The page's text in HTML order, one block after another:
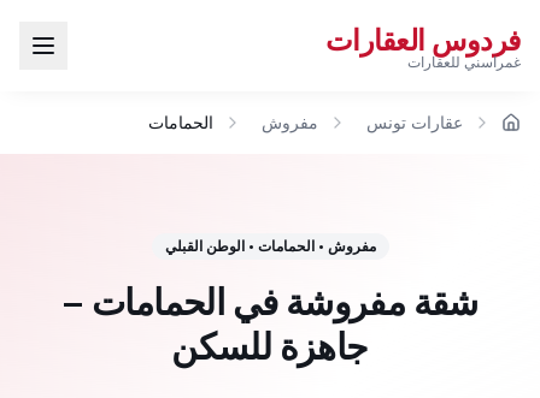
فردوس العقارات
غمراسني للعقارات
الرئيسية عقارات تونس مفروش الحمامات
مفروش •الحمامات •الوطن القبلي
شقة مفروشة في الحمامات –
جاهزة للسكن